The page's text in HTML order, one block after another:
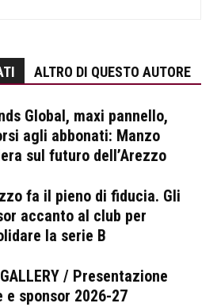
ALTRO DI QUESTO AUTORE
Global, maxi pannello,
agli abbonati: Manzo
sul futuro dell’Arezzo
fa il pieno di fiducia. Gli
accanto al club per
la serie B
/ Presentazione
e sponsor 2026-27